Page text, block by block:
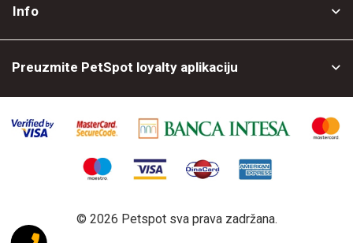
Info
Preuzmite PetSpot loyalty aplikaciju
© 2026 Petspot sva prava zadržana.